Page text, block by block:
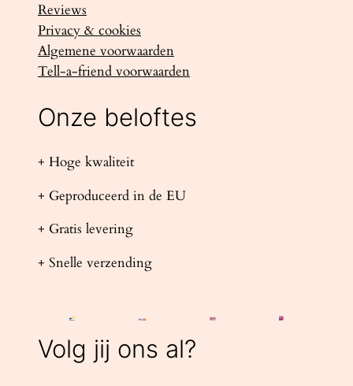
Reviews
Privacy & cookies
Algemene voorwaarden
Tell-a-friend voorwaarden
Onze beloftes
+ Hoge kwaliteit
+ Geproduceerd in de EU
+ Gratis levering
+ Snelle verzending
Volg jij ons al?